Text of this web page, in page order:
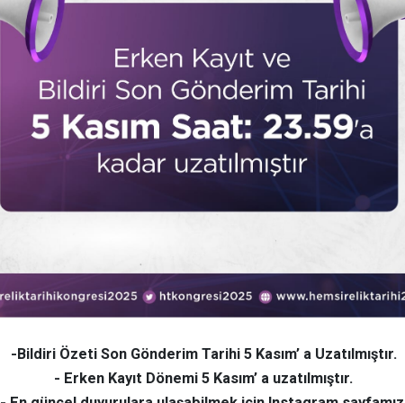
-Bildiri Özeti Son Gönderim Tarihi 5 Kasım’ a Uzatılmıştır.
- Erken Kayıt Dönemi 5 Kasım’ a uzatılmıştır.